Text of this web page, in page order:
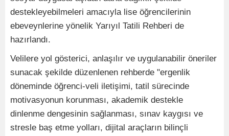
destekleyebilmeleri amacıyla lise öğrencilerinin
ebeveynlerine yönelik Yarıyıl Tatili Rehberi de
hazırlandı.
Velilere yol gösterici, anlaşılır ve uygulanabilir öneriler
sunacak şekilde düzenlenen rehberde "ergenlik
döneminde öğrenci-veli iletişimi, tatil sürecinde
motivasyonun korunması, akademik destekle
dinlenme dengesinin sağlanması, sınav kaygısı ve
stresle baş etme yolları, dijital araçların bilinçli